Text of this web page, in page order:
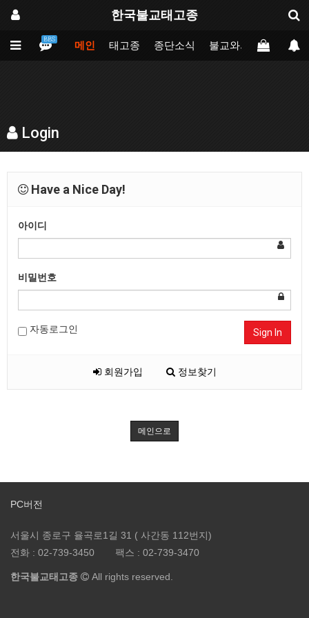
한국불교태고종
BBS
메인 태고종 종단소식 불교와의만남 업
Login
Have a Nice Day!
아이디
비밀번호
자동로그인 Sign In
회원가입 정보찾기
메인으로
PC버전
서울시 종로구 율곡로1길 31 ( 사간동 112번지)
전화 : 02-739-3450 팩스 : 02-739-3470
한국불교태고종 All rights reserved.